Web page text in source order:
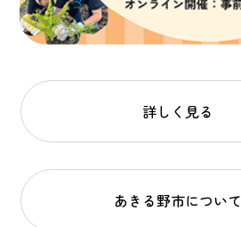
詳しく見る
あきる野市について